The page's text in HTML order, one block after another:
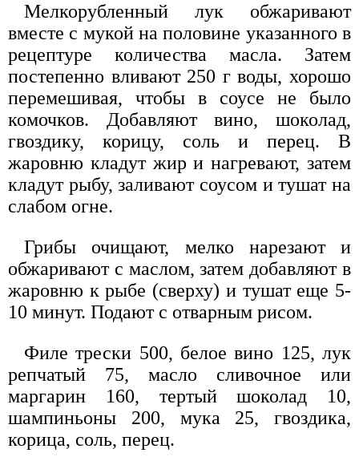
Мелкорубленный лук обжаривают
вместе с мукой на половине указанного в
рецептуре количества масла. Затем
постепенно вливают 250 г воды, хорошо
перемешивая, чтобы в соусе не было
комочков. Добавляют вино, шоколад,
гвоздику, корицу, соль и перец. В
жаровню кладут жир и нагревают, затем
кладут рыбу, заливают соусом и тушат на
слабом огне.
Грибы очищают, мелко нарезают и
обжаривают с маслом, затем добавляют в
жаровню к рыбе (сверху) и тушат еще 5-
10 минут. Подают с отварным рисом.
Филе трески 500, белое вино 125, лук
репчатый 75, масло сливочное или
маргарин 160, тертый шоколад 10,
шампиньоны 200, мука 25, гвоздика,
корица, соль, перец.